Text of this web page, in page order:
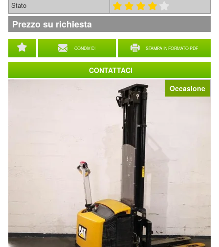
Occasione
CONDIVIDI STAMPA IN FORMATO PDF
Stato
Prezzo su richiesta
CONTATTACI